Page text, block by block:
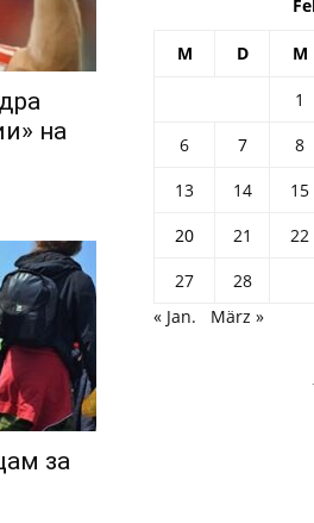
на
за
M D M
1
6
7 8
13
14 15
20
21 22
27
28
« Jan.
März »